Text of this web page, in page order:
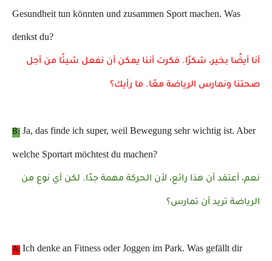
Gesundheit tun könnten und zusammen Sport machen. Was
denkst du?
أنا أيضًا بخير، شكرًا. فكرت أننا يمكن أن نفعل شيئًا من أجل
صحتنا ونمارس الرياضة معًا. ما رأيك؟
B: Ja, das finde ich super, weil Bewegung sehr wichtig ist. Aber
welche Sportart möchtest du machen?
نعم، أعتقد أن هذا رائع، لأن الحركة مهمة جدًا. لكن أي نوع من
الرياضة تريد أن تمارس؟
A: Ich denke an Fitness oder Joggen im Park. Was gefällt dir